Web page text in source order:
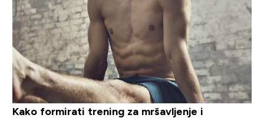
Kako formirati trening za mršavljenje i